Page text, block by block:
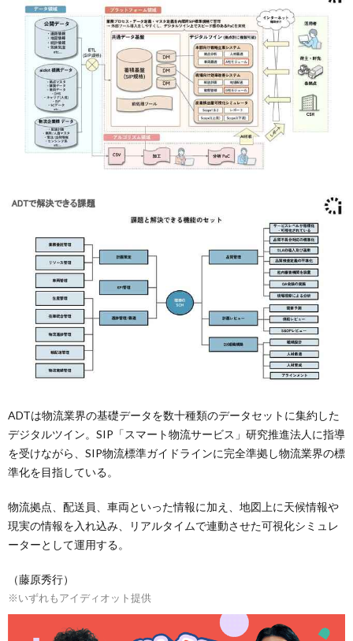
ADTは物流業界の基礎データを数十種類のデータセットに集約した
デジタルツイン。SIP「スマート物流サービス」研究推進法人に指導
を受けながら、SIP物流標準ガイドラインに完全準拠し物流業界の標
準化を目指している。
物流拠点、配送員、車両といった情報に加え、地図上に天候情報や
現実の情報を入れ込み、リアルタイムで連動させた可視化シミュレ
ーターとして運用する。
（藤原秀行）
※いずれもアイディオット提供